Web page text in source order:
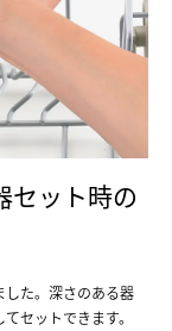
セット時の
た。深さのある器
セットできます。